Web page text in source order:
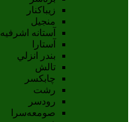
زیباکنار
منجیل
آستانه اشرفيه
آستارا
بندر انزلي
تالش
چابکسر
رشت
رودسر
صومعه‌سرا